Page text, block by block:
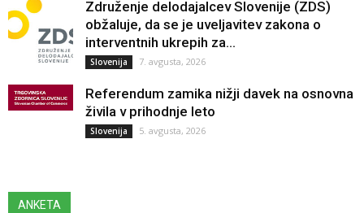
Združenje delodajalcev Slovenije (ZDS)
obžaluje, da se je uveljavitev zakona o
interventnih ukrepih za...
Slovenija 7. avgusta, 2026
Referendum zamika nižji davek na osnovna
živila v prihodnje leto
Slovenija 5. avgusta, 2026
ANKETA